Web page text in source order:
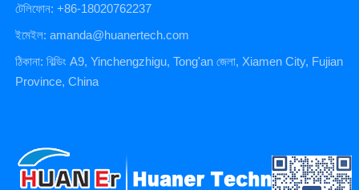
টেলিফোন: +86-18020762237
ইমেইল: amanda@huanertech.com
ঠিকানা: বিল্ডিং A9, Yinchengzhigu, Tong'an জেলা, Xiamen City, Fujian
Province, China